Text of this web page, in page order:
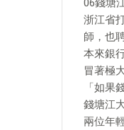
06錢塘
浙江省
師，也
本來銀
冒著極
「如果
錢塘江
兩位年